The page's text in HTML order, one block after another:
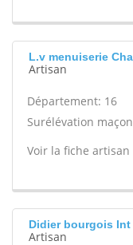
L.v menuiserie
Artisan
Département: 16
Surélévation
Voir la fiche artisan
Didier bourgois
Artisan